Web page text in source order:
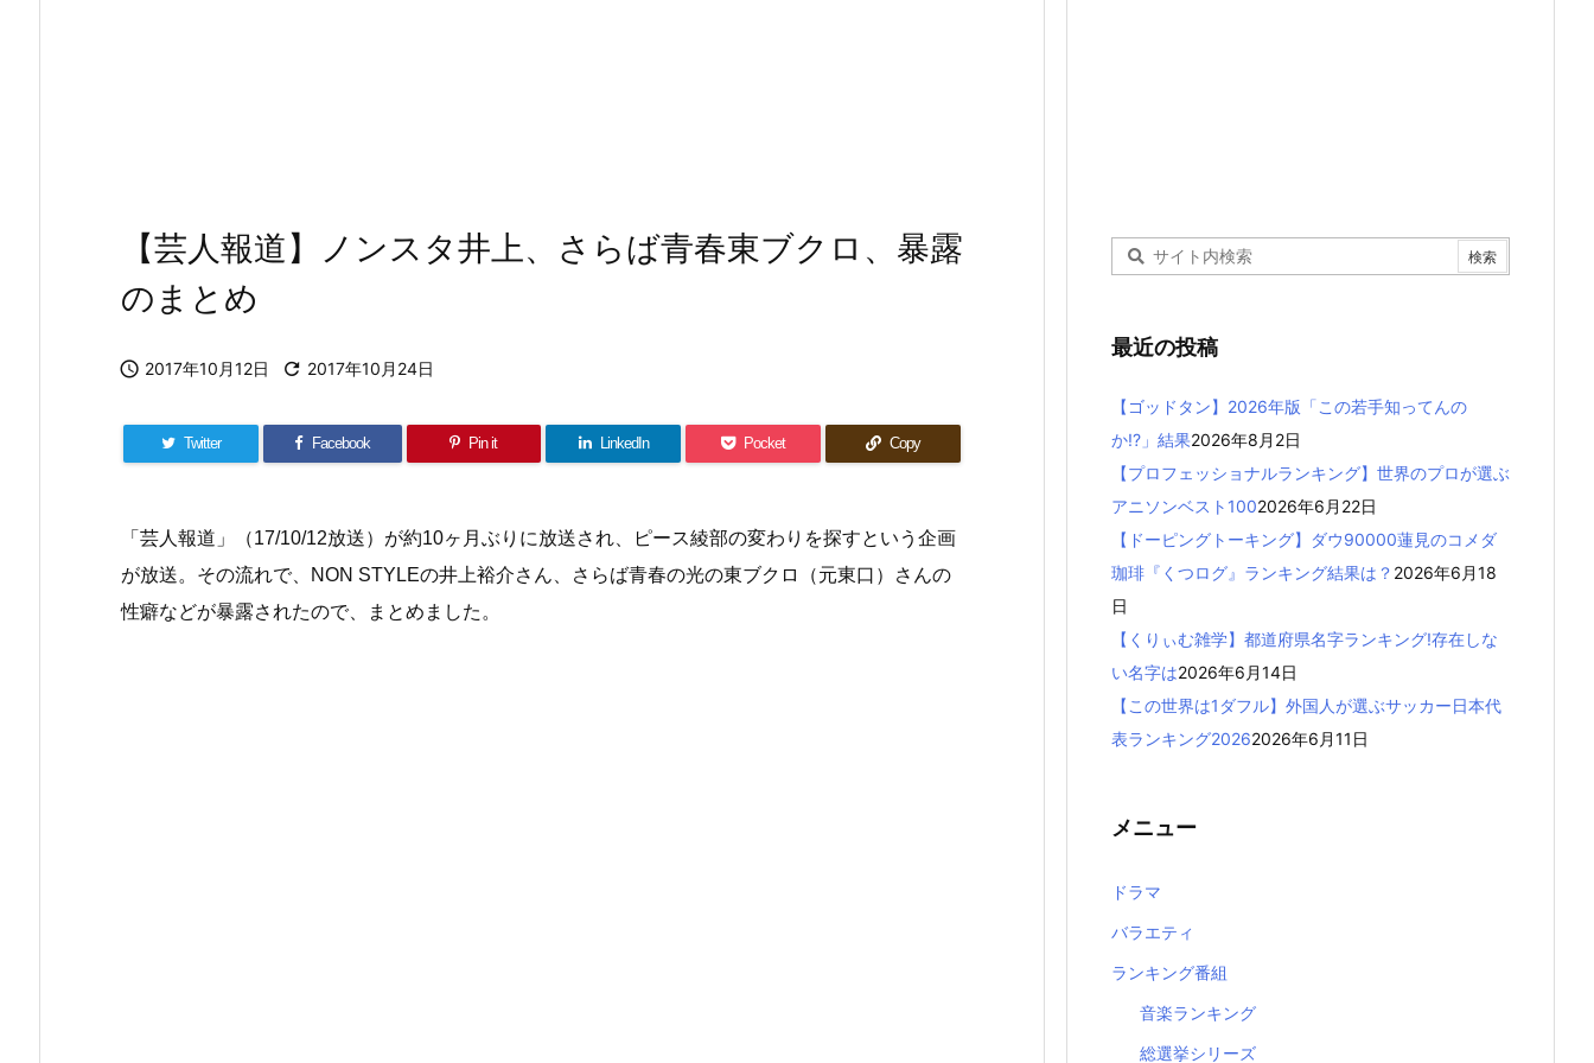
【芸人報道】ノンスタ井上、さらば青春東ブクロ、暴露
のまとめ
 2017年10月12日  2017年10月24日
Twitter Facebook Pin it LinkedIn Pocket Copy
「芸人報道」（17/10/12放送）が約10ヶ月ぶりに放送され、ピース綾部の変わりを探すという企画
が放送。その流れで、NON STYLEの井上裕介さん、さらば青春の光の東ブクロ（元東口）さんの
性癖などが暴露されたので、まとめました。
最近の投稿
【ゴッドタン】2026年版「この若手知ってんの
か!?」結果2026年8月2日
【プロフェッショナルランキング】世界のプロが選ぶ
アニソンベスト1002026年6月22日
【ドーピングトーキング】ダウ90000蓮見のコメダ
珈琲『くつログ』ランキング結果は？ 2026年6月18
日
【くりぃむ雑学】都道府県名字ランキング!存在しな
い名字は2026年6月14日
【この世界は1ダフル】外国人が選ぶサッカー日本代
表ランキング20262026年6月11日
メニュー
ドラマ
バラエティ
ランキング番組
音楽ランキング
総選挙シリーズ